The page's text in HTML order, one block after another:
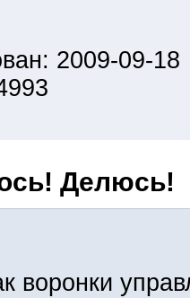
2009-09-18
Делюсь!
воронки